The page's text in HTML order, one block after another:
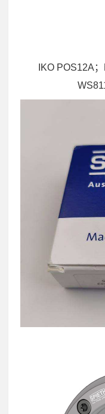
IKO POS12A